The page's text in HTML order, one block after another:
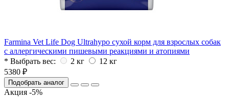
Farmina Vet Life Dog Ultrahypo сухой корм для взрослых собак
с аллергическими пишевыми реакциями и атопиями
* Выбрать вес:
2 кг
12 кг
5380 ₽
Подобрать аналог
Акция -5%